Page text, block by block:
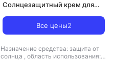
Солнцезащитный крем для
Sun Cream 50 мл
Все цены2
Назначение средства: защита от
солнца , область использования: